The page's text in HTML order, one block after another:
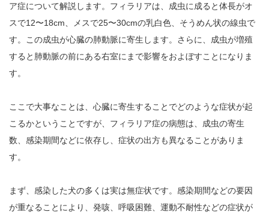
ア症について解説します。フィラリアは、成虫に成ると体長がオ
スで12〜18cm、メスで25〜30cmの乳白色、そうめん状の線虫で
す。この成虫が心臓の肺動脈に寄生します。さらに、成虫が増殖
すると肺動脈の前にある右室にまで影響をおよぼすことになりま
す。
ここで大事なことは、心臓に寄生することでどのような症状が起
こるかということですが、フィラリア症の病態は、成虫の寄生
数、感染期間などに依存し、症状の出方も異なることがありま
す。
まず、感染した犬の多くは実は無症状です。感染期間などの要因
が重なることにより、発咳、呼吸困難、運動不耐性などの症状が